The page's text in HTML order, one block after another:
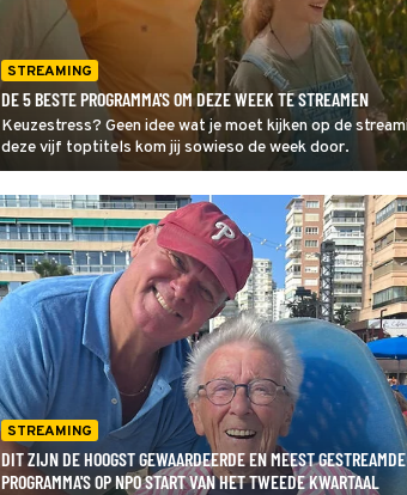
STREAMING
DE 5 BESTE PROGRAMMA'S OM DEZE WEEK TE STREAMEN
Keuzestress? Geen idee wat je moet kijken op de
deze vijf toptitels kom jij sowieso de week door.
STREAMING
DIT ZIJN DE HOOGST GEWAARDEERDE EN MEEST GESTREAMDE
PROGRAMMA'S OP NPO START VAN HET TWEEDE KWARTAAL